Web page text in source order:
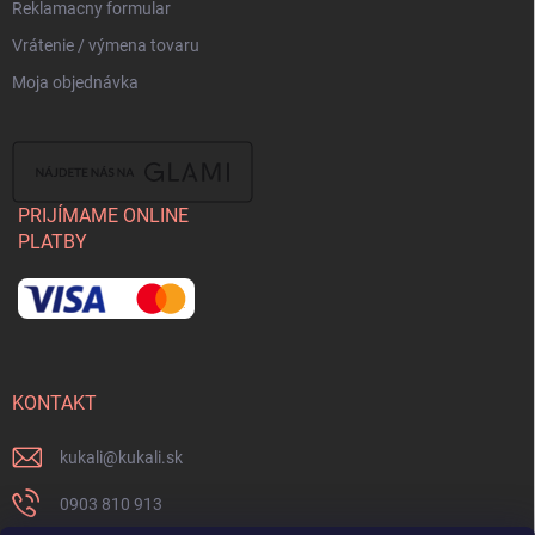
Reklamacny formular
Vrátenie / výmena tovaru
Moja objednávka
PRIJÍMAME ONLINE
PLATBY
KONTAKT
kukali@kukali.sk
0903 810 913